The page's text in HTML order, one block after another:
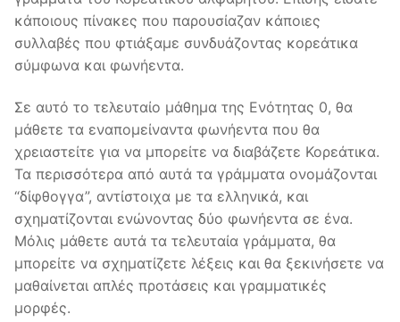
κάποιους πίνακες που παρουσίαζαν κάποιες
συλλαβές που φτιάξαμε συνδυάζοντας κορεάτικα
σύμφωνα και φωνήεντα.
Σε αυτό το τελευταίο μάθημα της Ενότητας 0, θα
μάθετε τα εναπομείναντα φωνήεντα που θα
χρειαστείτε για να μπορείτε να διαβάζετε Κορεάτικα.
Τα περισσότερα από αυτά τα γράμματα ονομάζονται
“δίφθογγα”, αντίστοιχα με τα ελληνικά, και
σχηματίζονται ενώνοντας δύο φωνήεντα σε ένα.
Μόλις μάθετε αυτά τα τελευταία γράμματα, θα
μπορείτε να σχηματίζετε λέξεις και θα ξεκινήσετε να
μαθαίνεται απλές προτάσεις και γραμματικές
μορφές.